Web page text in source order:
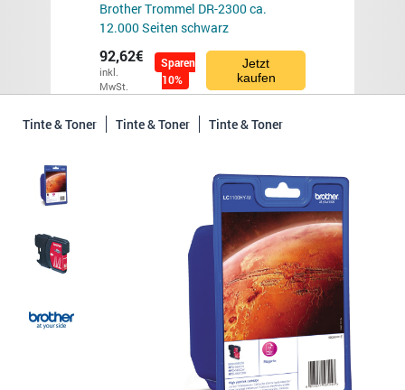
Brother Trommel DR-2300 ca.
12.000 Seiten schwarz
92,62€
inkl.
MwSt.
Sparen
10%
Jetzt
kaufen
Tinte & Toner Tinte & Toner Tinte & Toner